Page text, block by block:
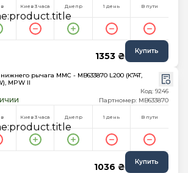
Киев 3 часа Днепр 1 день В пути
1353 ₴ Купить
рычага MMC - MB633870 L200 (K74T,
MPW II
Код: 9246
Партномер: MB633870
Киев 3 часа Днепр 1 день В пути
1036 ₴ Купить